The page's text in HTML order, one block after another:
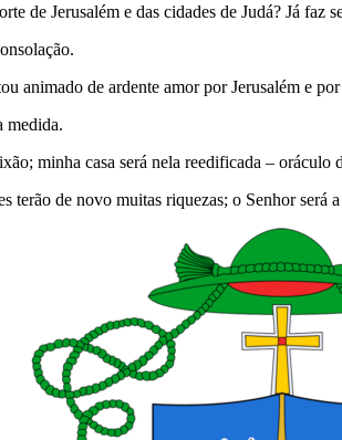
de Jerusalém e das cidades de Judá? Já faz
animado de ardente amor por Jerusalém e
medida.
minha casa será nela reedificada – oráculo
de novo muitas riquezas; o Senhor será